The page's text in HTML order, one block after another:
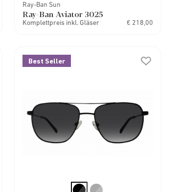
Ray-Ban Sun
Ray-Ban Aviator 3025
Komplettpreis inkl. Gläser € 218,00
Best Seller